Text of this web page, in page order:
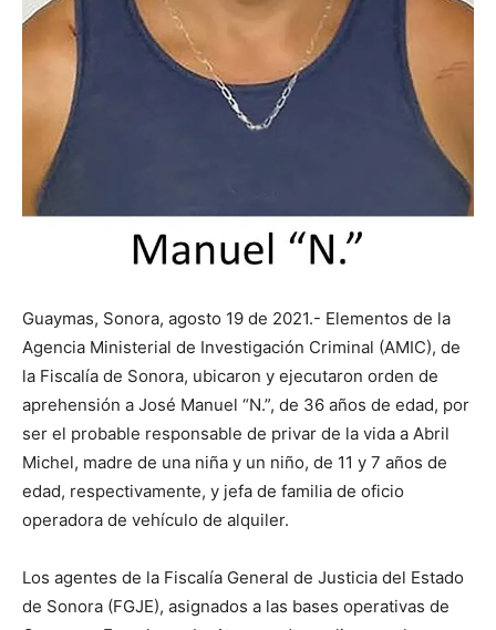
Guaymas, Sonora, agosto 19 de 2021.- Elementos de la
Agencia Ministerial de Investigación Criminal (AMIC), de
la Fiscalía de Sonora, ubicaron y ejecutaron orden de
aprehensión a José Manuel “N.”, de 36 años de edad, por
ser el probable responsable de privar de la vida a Abril
Michel, madre de una niña y un niño, de 11 y 7 años de
edad, respectivamente, y jefa de familia de oficio
operadora de vehículo de alquiler.
Los agentes de la Fiscalía General de Justicia del Estado
de Sonora (FGJE), asignados a las bases operativas de